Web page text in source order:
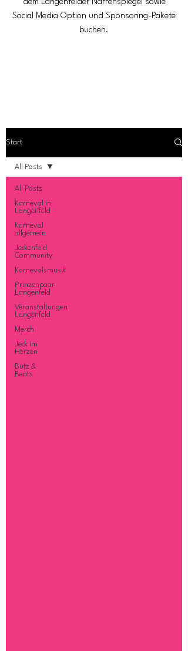
dem Langenfelder Narrenspiegel sowie
Social Media Option und Sponsoring-Pakete
buchen.
Start
All Posts
Karneval in
Langenfeld
Karneval
allgemein
Jeckenfeld
Community
Karnevalsmusik
Prinzenpaar
Langenfeld
Veranstaltungen
Langenfeld
Merch
Jeck im
Herzen
Bütz &
Beats
All Posts